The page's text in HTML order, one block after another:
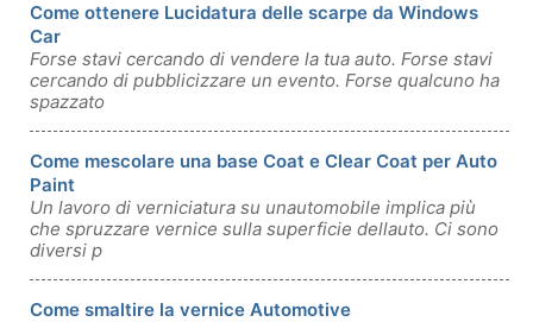
Come ottenere Lucidatura delle scarpe da Windows
Car
Forse stavi cercando di vendere la tua auto. Forse stavi
cercando di pubblicizzare un evento. Forse qualcuno ha
spazzato
Come mescolare una base Coat e Clear Coat per Auto
Paint
Un lavoro di verniciatura su unautomobile implica più
che spruzzare vernice sulla superficie dellauto. Ci sono
diversi p
Come smaltire la vernice Automotive